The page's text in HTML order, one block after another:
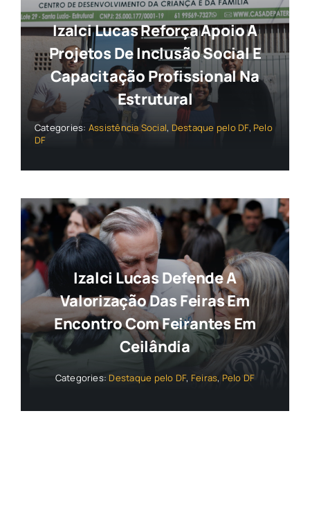
Izalci Lucas Reforça Apoio A
Projetos De Inclusão Social E
Capacitação Profissional Na
Estrutural
Categories: Assistência Social, Destaque pelo DF, Pelo
DF
Izalci Lucas Defende A
Valorização Das Feiras Em
Encontro Com Feirantes Em
Ceilândia
Categories: Destaque pelo DF, Feiras, Pelo DF